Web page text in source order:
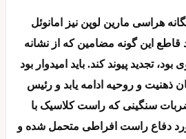
هراسی مارین لوپن نیز امانوئل
قاطع این گونه مضامین که از نشانه
تجدید پیوند کند. باید امیدوار بود
ذهنیت و روحیه ادامه یابد و رئیس
سنگینی که راست کلاسیک با
دفاع راست افراطی متحمل شده و